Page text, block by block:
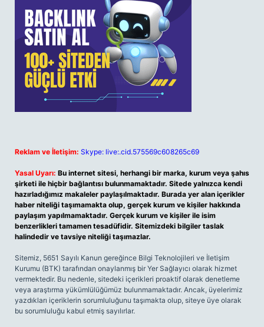
Reklam ve İletişim: Skype: live:.cid.575569c608265c69
Yasal Uyarı: Bu internet sitesi, herhangi bir marka, kurum veya şahıs
şirketi ile hiçbir bağlantısı bulunmamaktadır. Sitede yalnızca kendi
hazırladığımız makaleler paylaşılmaktadır. Burada yer alan içerikler
haber niteliği taşımamakta olup, gerçek kurum ve kişiler hakkında
paylaşım yapılmamaktadır. Gerçek kurum ve kişiler ile isim
benzerlikleri tamamen tesadüfidir. Sitemizdeki bilgiler taslak
halindedir ve tavsiye niteliği taşımazlar.
Sitemiz, 5651 Sayılı Kanun gereğince Bilgi Teknolojileri ve İletişim
Kurumu (BTK) tarafından onaylanmış bir Yer Sağlayıcı olarak hizmet
vermektedir. Bu nedenle, sitedeki içerikleri proaktif olarak denetleme
veya araştırma yükümlülüğümüz bulunmamaktadır. Ancak, üyelerimiz
yazdıkları içeriklerin sorumluluğunu taşımakta olup, siteye üye olarak
bu sorumluluğu kabul etmiş sayılırlar.